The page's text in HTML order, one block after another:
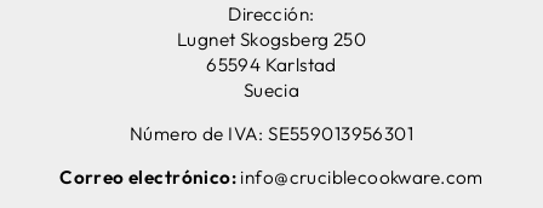
Dirección:
Lugnet Skogsberg 250
65594 Karlstad
Suecia
Número de IVA: SE559013956301
Correo electrónico: info@cruciblecookware.com